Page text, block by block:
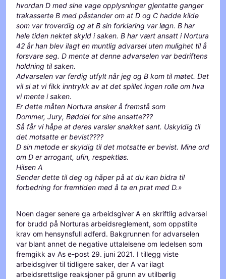
hvordan D med sine vage opplysninger gjentatte ganger
trakasserte B med påstander om at D og C hadde kilde
som var troverdig og at B sin forklaring var løgn. B har
hele tiden nektet skyld i saken. B har vært ansatt i Nortura
42 år han blev ilagt en muntlig advarsel uten mulighet til å
forsvare seg. D mente at denne advarselen var bedriftens
holdning til saken.
Advarselen var ferdig utfylt når jeg og B kom til møtet. Det
vil si at vi fikk inntrykk av at det spillet ingen rolle om hva
vi mente i saken.
Er dette måten Nortura ønsker å fremstå som
Dommer, Jury, Bøddel for sine ansatte???
Så får vi håpe at deres varsler snakket sant. Uskyldig til
det motsatte er bevist????
D sin metode er skyldig til det motsatte er bevist. Mine ord
om D er arrogant, ufin, respektløs.
Hilsen A
Sender dette til deg og håper på at du kan bidra til
forbedring for fremtiden med å ta en prat med D.»
Noen dager senere ga arbeidsgiver A en skriftlig advarsel
for brudd på Norturas arbeidsreglement, som oppstilte
krav om hensynsfull adferd. Bakgrunnen for advarselen
var blant annet de negative uttalelsene om ledelsen som
fremgikk av As e-post 29. juni 2021. I tillegg viste
arbeidsgiver til tidligere saker, der A var ilagt
arbeidsrettslige reaksjoner på grunn av utilbørlig